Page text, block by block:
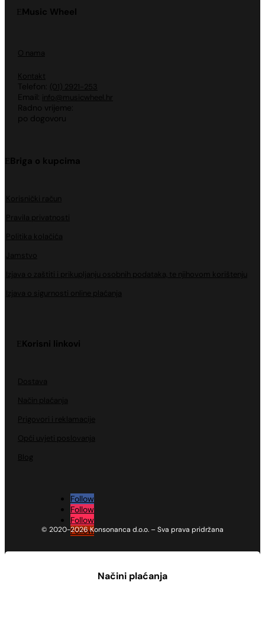
Music Wheel
O nama
Kontakt
Telefon: (01) 2921-253
Email: info@musicwheel.hr
Radno vrijeme:
po dogovoru
Briga o kupcima
Korisnički račun
Pravila privatnosti
Politika kolačića
Jamstvo
Izjava o zaštiti i prikupljanju osobnih podataka, te njihovom korištenju
Izjava o sigurnosti online plaćanja
Korisni linkovi
Dostava
Način plaćanja
Prigovori i reklamacije
Opći uvjeti poslovanja
Blog
Follow
Follow
Follow
Follow
© 2020-2026 Konsonanca d.o.o. – Sva prava pridržana
Načini plaćanja